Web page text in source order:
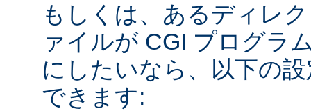
もしくは、あるディレ
ァイルが CGI プログラ
にしたいなら、以下の
できます: